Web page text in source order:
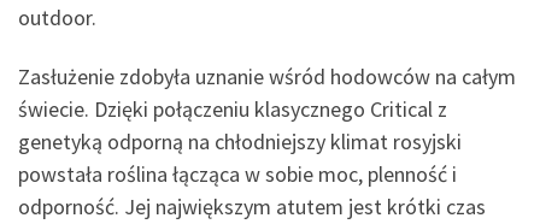
outdoor.
Zasłużenie zdobyła uznanie wśród hodowców na całym
świecie. Dzięki połączeniu klasycznego Critical z
genetyką odporną na chłodniejszy klimat rosyjski
powstała roślina łącząca w sobie moc, plenność i
odporność. Jej największym atutem jest krótki czas